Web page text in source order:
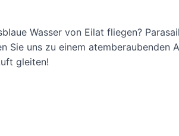
Wasser von Eilat fliegen?
Sie uns zu einem
gleiten!